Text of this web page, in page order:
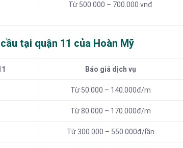
Từ 500.000 – 700.000 vnđ
tại quận 11 của Hoàn Mỹ
Báo giá dịch vụ
Từ 50.000 – 140.000đ/m
Từ 80.000 – 170.000đ/m
Từ 300.000 – 550.000đ/lần